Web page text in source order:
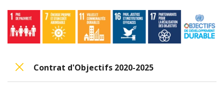
Contrat d'Objectifs 2020-2025